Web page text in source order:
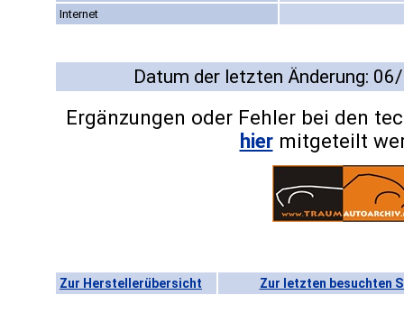
Internet
Datum der letzten Änderung:
Ergänzungen oder Fehler bei den
hiermitgeteilt
Zur Herstellerübersicht Zur letzten besuchten